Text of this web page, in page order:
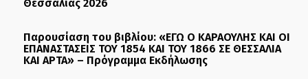
Θεσσαλίας 2026
Παρουσίαση του βιβλίου: «ΕΓΩ Ο ΚΑΡΑΟΥΛΗΣ ΚΑΙ ΟΙ
ΕΠΑΝΑΣΤΑΣΕΙΣ ΤΟΥ 1854 ΚΑΙ ΤΟΥ 1866 ΣΕ ΘΕΣΣΑΛΙΑ
ΚΑΙ ΑΡΤΑ» – Πρόγραμμα Εκδήλωσης